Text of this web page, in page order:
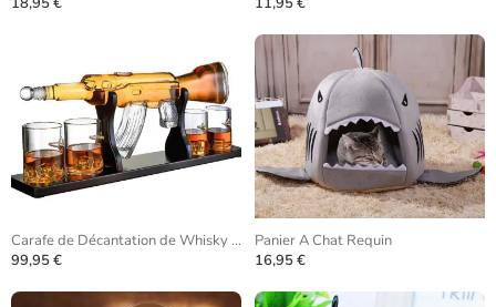
Carafe de Décantation de Whisky AK-47
99,95 €
Panier A Chat Requin
16,95 €